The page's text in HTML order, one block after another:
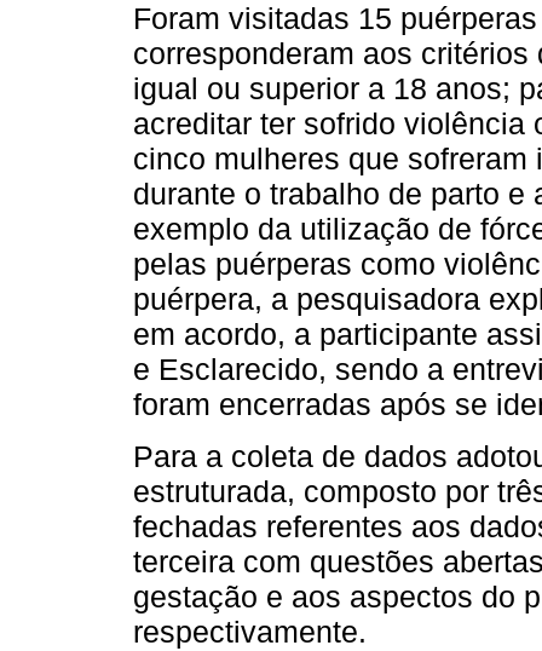
Foram visitadas 15
corresponderam aos
igual ou superior a 18 anos;
acreditar ter sofrido violência
cinco mulheres que
durante o trabalho de parto
exemplo da utilização de
pelas puérperas como
puérpera, a pesquisadora
em acordo, a participante
e Esclarecido, sendo a
foram encerradas após se
Para a coleta de dados
estruturada, composto por
fechadas referentes aos
terceira com questões
gestação e aos aspectos do
respectivamente.